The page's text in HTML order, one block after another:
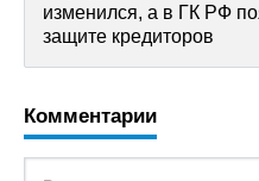
изменился, а в ГК РФ
защите кредиторов
Комментарии